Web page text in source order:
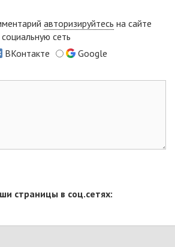
авторизируйтесь на сайте
сеть
ВКонтакте
Google
страницы в соц.сетях: